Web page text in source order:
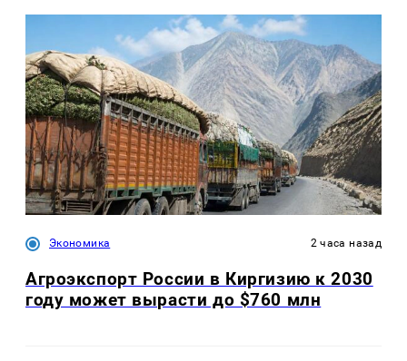
Экономика 2 часа назад
Агроэкспорт России в Киргизию к 2030
году может вырасти до $760 млн